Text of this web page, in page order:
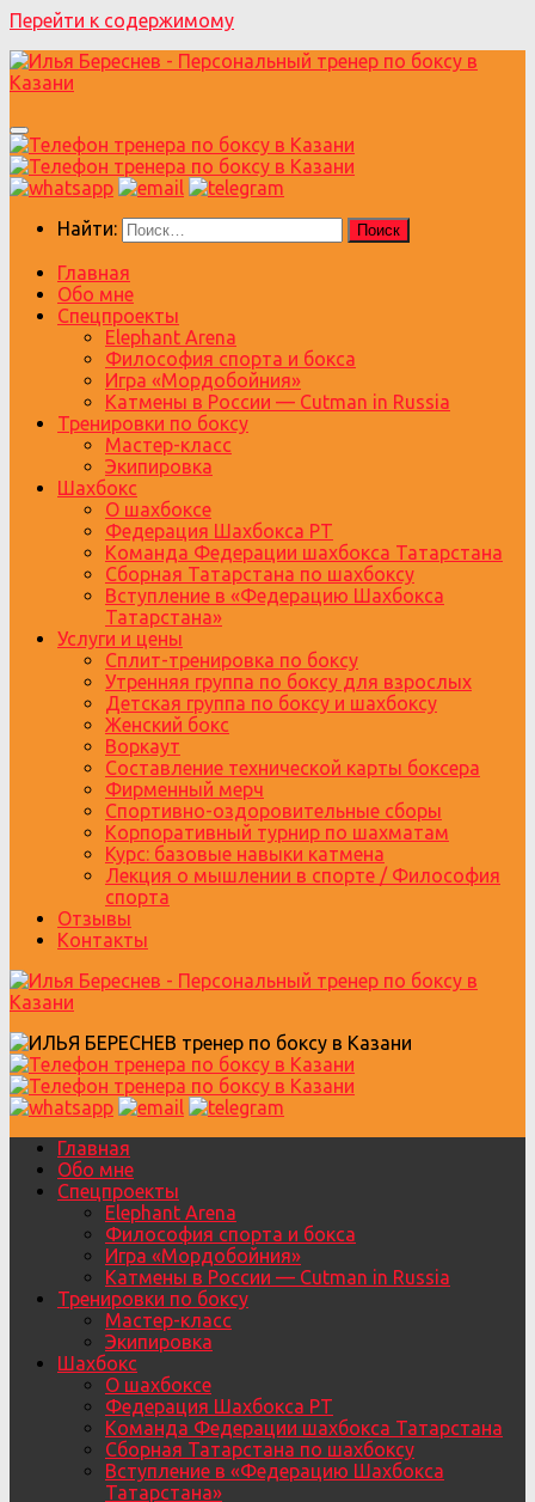
Перейти к содержимому
Найти:
Главная
Обо мне
Спецпроекты
Elephant Arena
Философия спорта и бокса
Игра «Мордобойния»
Катмены в России — Cutman in Russia
Тренировки по боксу
Мастер-класс
Экипировка
Шахбокс
О шахбоксе
Федерация Шахбокса РТ
Команда Федерации шахбокса Татарстана
Сборная Татарстана по шахбоксу
Вступление в «Федерацию Шахбокса
Татарстана»
Услуги и цены
Сплит-тренировка по боксу
Утренняя группа по боксу для взрослых
Детская группа по боксу и шахбоксу
Женский бокс
Воркаут
Составление технической карты боксера
Фирменный мерч
Спортивно-оздоровительные сборы
Корпоративный турнир по шахматам
Курс: базовые навыки катмена
Лекция о мышлении в спорте / Философия
спорта
Отзывы
Контакты
Главная
Обо мне
Спецпроекты
Elephant Arena
Философия спорта и бокса
Игра «Мордобойния»
Катмены в России — Cutman in Russia
Тренировки по боксу
Мастер-класс
Экипировка
Шахбокс
О шахбоксе
Федерация Шахбокса РТ
Команда Федерации шахбокса Татарстана
Сборная Татарстана по шахбоксу
Вступление в «Федерацию Шахбокса
Татарстана»